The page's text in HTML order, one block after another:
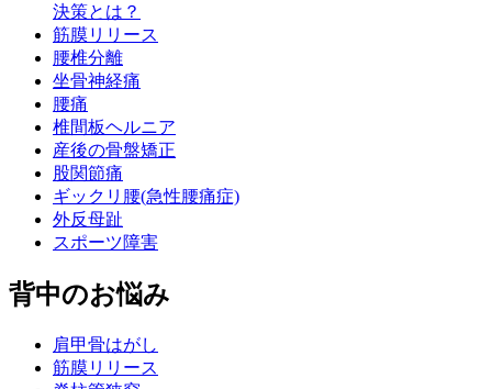
決策とは？
筋膜リリース
腰椎分離
坐骨神経痛
腰痛
椎間板ヘルニア
産後の骨盤矯正
股関節痛
ギックリ腰(急性腰痛症)
外反母趾
スポーツ障害
背中のお悩み
肩甲骨はがし
筋膜リリース